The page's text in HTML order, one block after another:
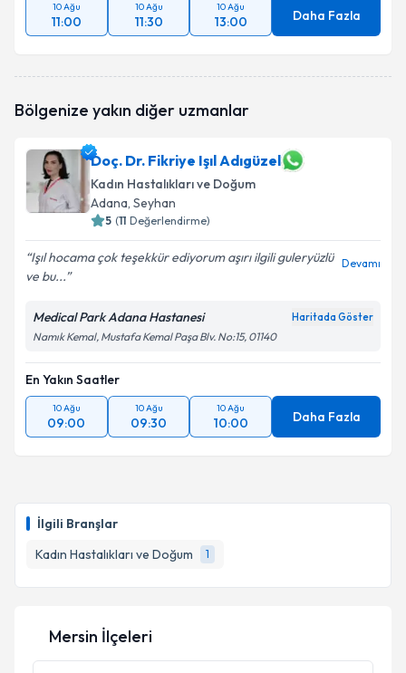
İlgili Branşlar
Kadın Hastalıkları ve Doğum
1
10 Ağu
11:00
10 Ağu
11:30
10 Ağu
13:00 Daha Fazla
Bölgenize yakın diğer uzmanlar
Doç. Dr. Fikriye Işıl Adıgüzel
Kadın Hastalıkları ve Doğum
Adana, Seyhan
5 (11 Değerlendirme)
Işıl hocama çok teşekkür ediyorum aşırı ilgili guleryüzlü
ve bu...
Devamı
Medical Park Adana Hastanesi Haritada Göster
Namık Kemal, Mustafa Kemal Paşa Blv. No:15, 01140
En Yakın Saatler
10 Ağu
09:00
10 Ağu
09:30
10 Ağu
10:00 Daha Fazla
Mersin İlçeleri